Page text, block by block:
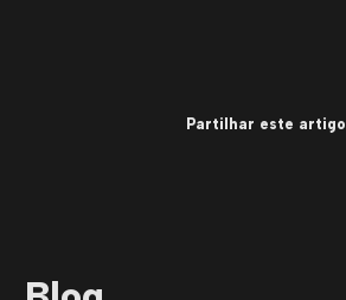
Partilhar este artigo